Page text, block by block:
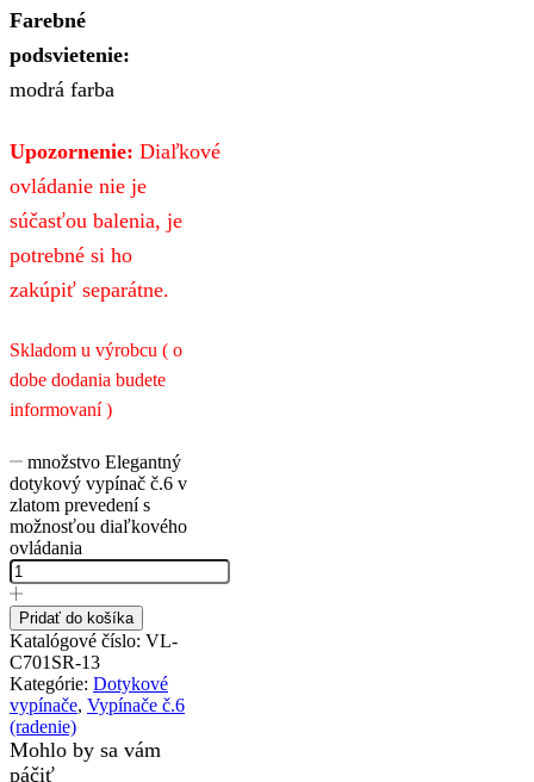
Farebné
podsvietenie:
modrá farba
Upozornenie: Diaľkové
ovládanie nie je
súčasťou balenia, je
potrebné si ho
zakúpiť separátne.
Skladom u výrobcu ( o
dobe dodania budete
informovaní )
množstvo Elegantný
dotykový vypínač č.6 v
zlatom prevedení s
možnosťou diaľkového
ovládania
Pridať do košíka
Katalógové číslo: VL-
C701SR-13
Kategórie: Dotykové
vypínače, Vypínače č.6
(radenie)
Mohlo by sa vám
páčiť